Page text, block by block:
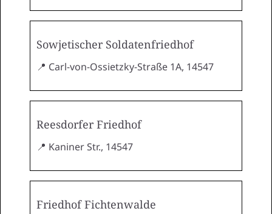
Sowjetischer Soldatenfriedhof
📍 Carl-von-Ossietzky-Straße 1A, 14547
Reesdorfer Friedhof
📍 Kaniner Str., 14547
Friedhof Fichtenwalde